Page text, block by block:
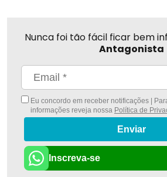
Nunca foi tão fácil ficar bem
Antagonista
Eu concordo em receber notificações |
informações reveja nossa Política de
Enviar
Inscreva-se